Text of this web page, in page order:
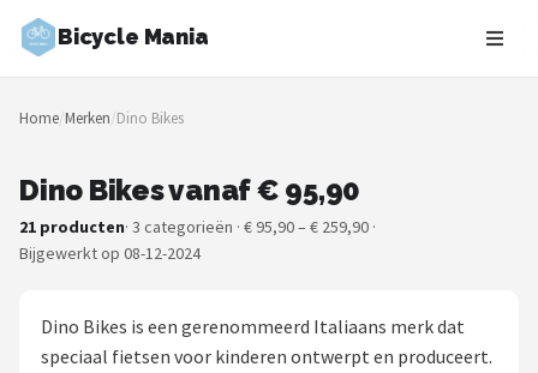
Bicycle Mania
Zoeken
NAVIGATIE
Merken
Fietsroutes
Home/Merken/Dino Bikes
Dino Bikes vanaf € 95,90
21 producten· 3 categorieën · € 95,90 – € 259,90 ·
Bijgewerkt op 08-12-2024
Dino Bikes is een gerenommeerd Italiaans merk dat
speciaal fietsen voor kinderen ontwerpt en produceert.